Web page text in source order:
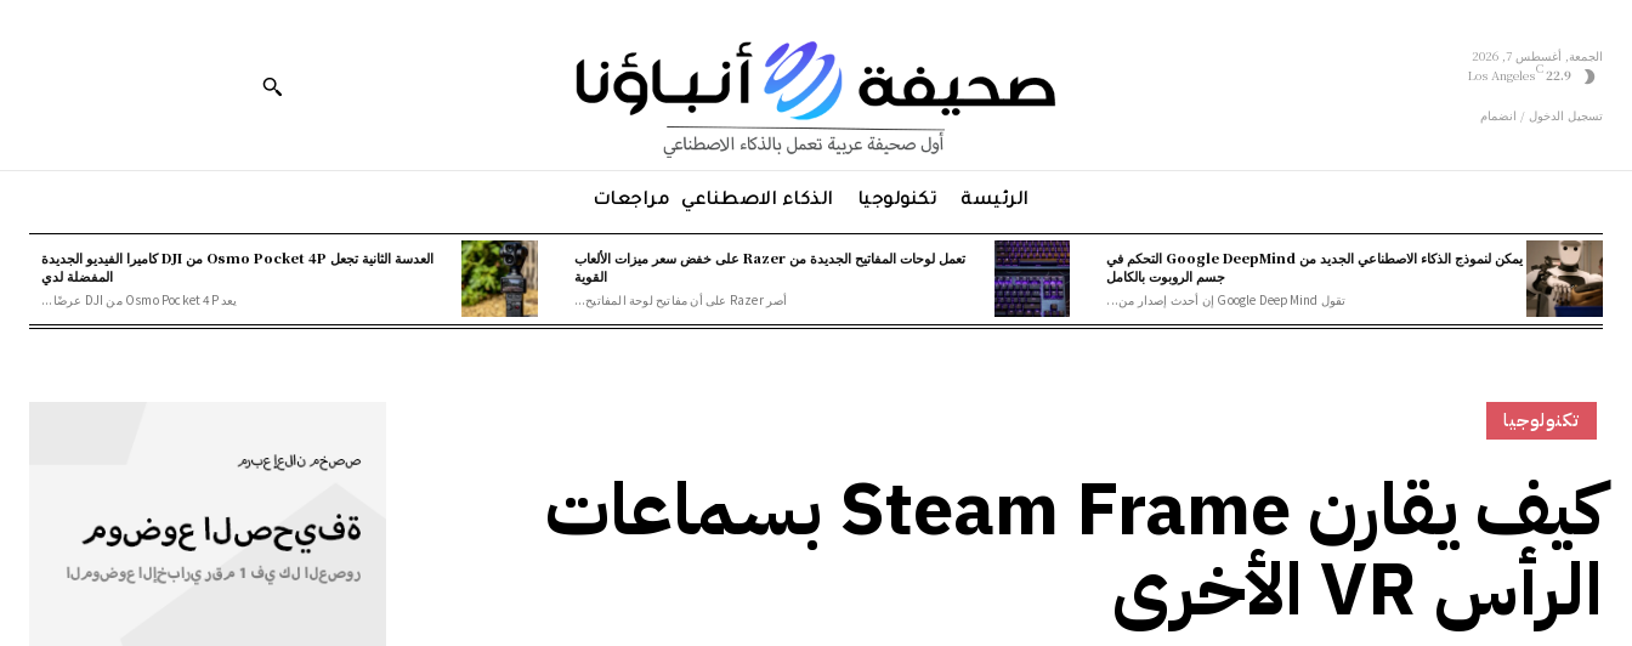
الجمعة, أغسطس 7, 2026
22.9
C
Los Angeles
تسجيل الدخول / انضمام
الرئيسة تكنولوجيا الذكاء الاصطناعي مراجعات
يمكن لنموذج الذكاء الاصطناعي الجديد من Google DeepMind التحكم في
جسم الروبوت بالكامل
تقول Google DeepMind إن أحدث إصدار من...
تعمل لوحات المفاتيح الجديدة من Razer على خفض سعر ميزات الألعاب
القوية
أصر Razer على أن مفاتيح لوحة المفاتيح...
العدسة الثانية تجعل Osmo Pocket 4P من DJI كاميرا الفيديو الجديدة
المفضلة لدي
يعد Osmo Pocket 4P من DJI عرضًا...
تكنولوجيا
كيف يقارن Steam Frame بسماعات
الرأس VR الأخرى